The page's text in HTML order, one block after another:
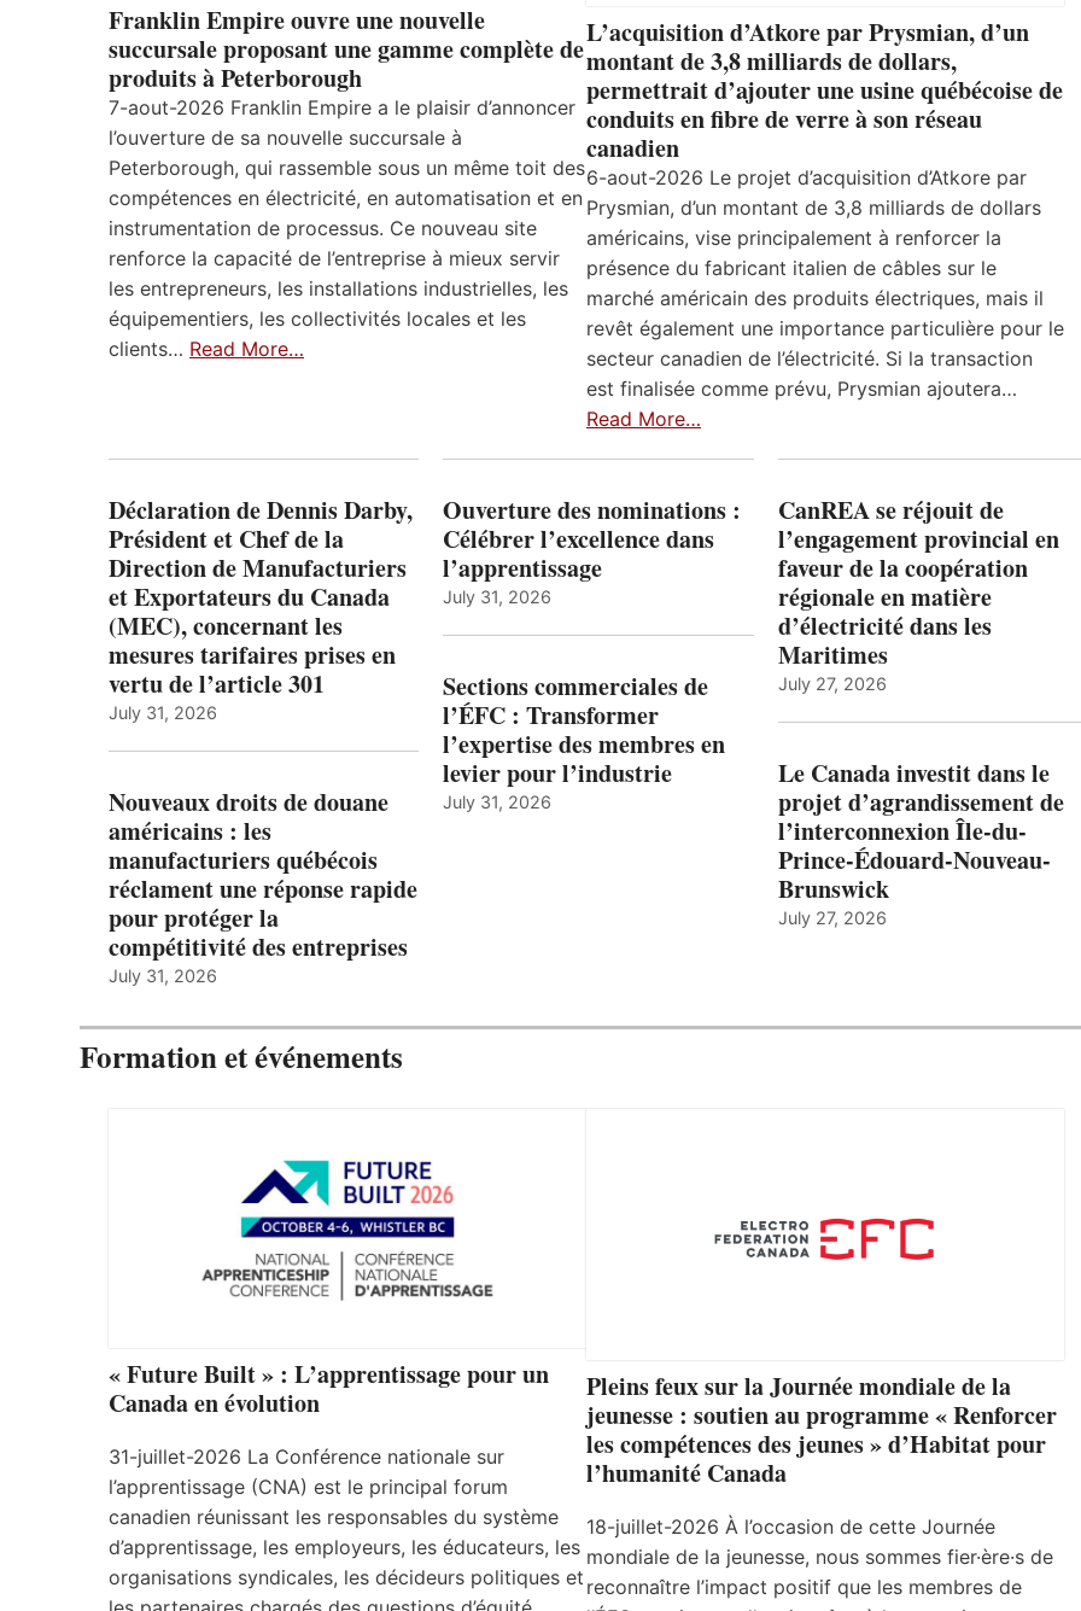
Franklin Empire ouvre une nouvelle
succursale proposant une gamme complète de
produits à Peterborough
7-aout-2026 Franklin Empire a le plaisir d’annoncer
l’ouverture de sa nouvelle succursale à
Peterborough, qui rassemble sous un même toit des
compétences en électricité, en automatisation et en
instrumentation de processus. Ce nouveau site
renforce la capacité de l’entreprise à mieux servir
les entrepreneurs, les installations industrielles, les
équipementiers, les collectivités locales et les
clients… Read More…
L’acquisition d’Atkore par Prysmian, d’un
montant de 3,8 milliards de dollars,
permettrait d’ajouter une usine québécoise de
conduits en fibre de verre à son réseau
canadien
6-aout-2026 Le projet d’acquisition d’Atkore par
Prysmian, d’un montant de 3,8 milliards de dollars
américains, vise principalement à renforcer la
présence du fabricant italien de câbles sur le
marché américain des produits électriques, mais il
revêt également une importance particulière pour le
secteur canadien de l’électricité. Si la transaction
est finalisée comme prévu, Prysmian ajoutera…
Read More…
Déclaration de Dennis Darby,
Président et Chef de la
Direction de Manufacturiers
et Exportateurs du Canada
(MEC), concernant les
mesures tarifaires prises en
vertu de l’article 301
July 31, 2026
Nouveaux droits de douane
américains : les
manufacturiers québécois
réclament une réponse rapide
pour protéger la
compétitivité des entreprises
July 31, 2026
Ouverture des nominations :
Célébrer l’excellence dans
l’apprentissage
July 31, 2026
Sections commerciales de
l’ÉFC : Transformer
l’expertise des membres en
levier pour l’industrie
July 31, 2026
CanREA se réjouit de
l’engagement provincial en
faveur de la coopération
régionale en matière
d’électricité dans les
Maritimes
July 27, 2026
Le Canada investit dans le
projet d’agrandissement de
l’interconnexion Île-du-
Prince-Édouard-Nouveau-
Brunswick
July 27, 2026
Formation et événements
« Future Built » : L’apprentissage pour un
Canada en évolution
31-juillet-2026 La Conférence nationale sur
l’apprentissage (CNA) est le principal forum
canadien réunissant les responsables du système
d’apprentissage, les employeurs, les éducateurs, les
organisations syndicales, les décideurs politiques et
Pleins feux sur la Journée mondiale de la
jeunesse : soutien au programme « Renforcer
les compétences des jeunes » d’Habitat pour
l’humanité Canada
18-juillet-2026 À l’occasion de cette Journée
mondiale de la jeunesse, nous sommes fier·ère·s de
reconnaître l’impact positif que les membres de